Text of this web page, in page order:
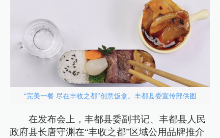
“完美一餐 尽在丰收之都”创意饭盒。丰都县委宣传部供图
在发布会上，丰都县委副书记、丰都县人民
政府县长唐守渊在“丰收之都”区域公用品牌推介